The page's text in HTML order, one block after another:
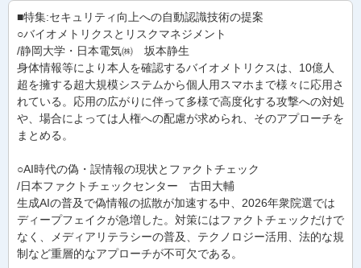
■特集:セキュリティ向上への自動認識技術の提案
○バイオメトリクスとリスクマネジメント
/静岡大学・日本電気㈱ 坂本静生
身体情報等により本人を確認するバイオメトリクスは、10億人
超を擁する超大規模システムから個人用スマホまで様々に応用さ
れている。応用の広がりに伴って多様で高度化する攻撃への対処
や、場合によっては人権への配慮が求められ、そのアプローチを
まとめる。
○AI時代の偽・誤情報の現状とファクトチェック
/日本ファクトチェックセンター 古田大輔
生成AIの普及で偽情報の拡散が加速する中、2026年衆院選では
ディープフェイクが急増した。対策にはファクトチェックだけで
なく、メディアリテラシーの普及、テクノロジー活用、法的な規
制など重層的なアプローチが不可欠である。